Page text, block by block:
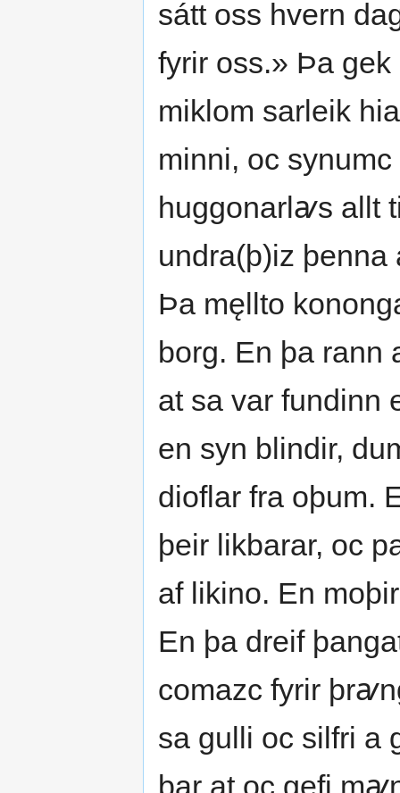
sátt oss hvern
fyrir oss.» Þa
miklom sarleik
minni, oc
huggonarlꜹs allt
undra(þ)iz þenna
Þa męllto
borg. En þa rann
at sa var fundinn
en syn blindir,
dioflar fra oþum.
þeir likbarar, oc
af likino. En
En þa dreif
comazc fyrir
sa gulli oc silfri a
þar at oc gefi